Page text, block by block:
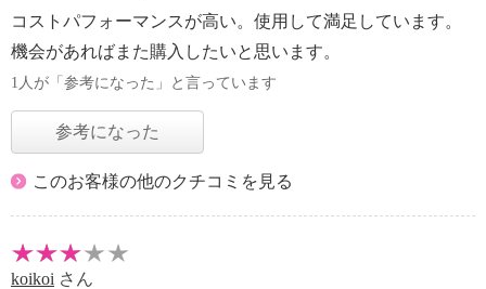
コストパフォーマンスが高い。使用して満足しています。
機会があればまた購入したいと思います。
1人が「参考になった」と言っています
参考になった
このお客様の他のクチコミを見る
koikoi さん